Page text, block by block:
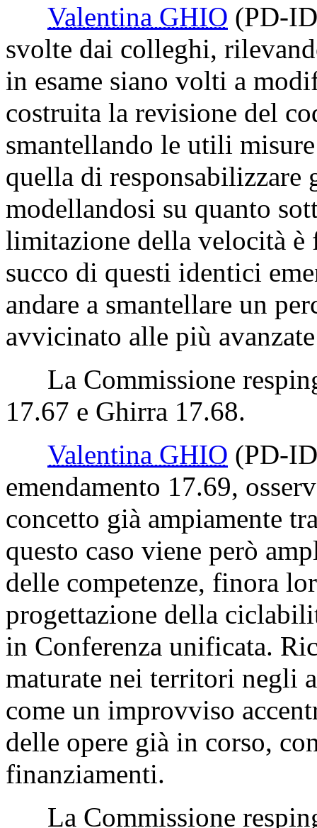
Valentina GHIO (PD-
svolte dai colleghi,
in esame siano volti a
costruita la revisione del
smantellando le utili
quella di
modellandosi su quanto
limitazione della velocità
succo di questi identici
andare a smantellare un
avvicinato alle più
La Commissione
17.67 e Ghirra 17.68.
Valentina GHIO (PD-
emendamento 17.69,
concetto già ampiamente
questo caso viene però
delle competenze, finora
progettazione della
in Conferenza unificata.
maturate nei territori negli
come un improvviso
delle opere già in corso,
finanziamenti.
La Commissione